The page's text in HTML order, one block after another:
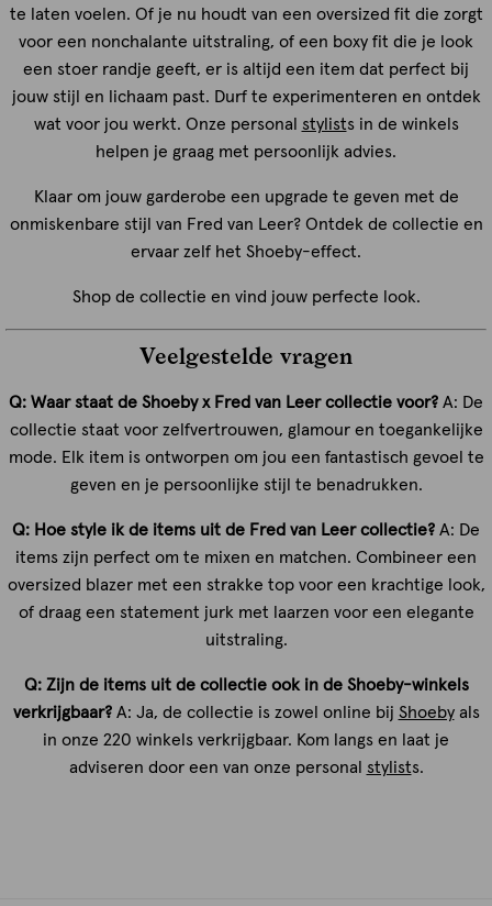
te laten voelen. Of je nu houdt van een oversized fit die zorgt
voor een nonchalante uitstraling, of een boxy fit die je look
een stoer randje geeft, er is altijd een item dat perfect bij
jouw stijl en lichaam past. Durf te experimenteren en ontdek
wat voor jou werkt. Onze personal stylists in de winkels
helpen je graag met persoonlijk advies.
Klaar om jouw garderobe een upgrade te geven met de
onmiskenbare stijl van Fred van Leer? Ontdek de collectie en
ervaar zelf het Shoeby-effect.
Shop de collectie en vind jouw perfecte look.
Veelgestelde vragen
Q: Waar staat de Shoeby x Fred van Leer collectie voor? A: De
collectie staat voor zelfvertrouwen, glamour en toegankelijke
mode. Elk item is ontworpen om jou een fantastisch gevoel te
geven en je persoonlijke stijl te benadrukken.
Q: Hoe style ik de items uit de Fred van Leer collectie? A: De
items zijn perfect om te mixen en matchen. Combineer een
oversized blazer met een strakke top voor een krachtige look,
of draag een statement jurk met laarzen voor een elegante
uitstraling.
Q: Zijn de items uit de collectie ook in de Shoeby-winkels
verkrijgbaar?A: Ja, de collectie is zowel online bij Shoebyals
in onze 220 winkels verkrijgbaar. Kom langs en laat je
adviseren door een van onze personal stylists.